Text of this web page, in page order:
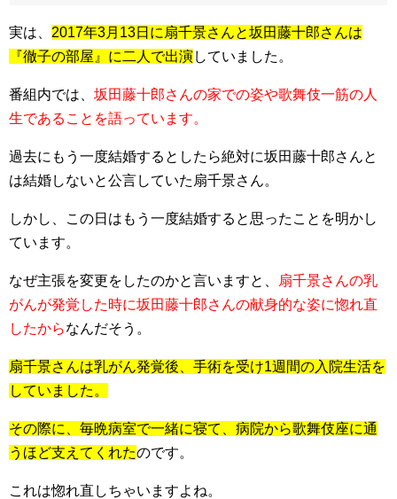
実は、 2017年3月13日に扇千景さんと坂田藤十郎さんは
『徹子の部屋』に二人で出演していました。
番組内では、 坂田藤十郎さんの家での姿や歌舞伎一筋の人
生であることを語っています。
過去にもう一度結婚するとしたら絶対に坂田藤十郎さんと
は結婚しないと公言していた 扇千景さん。
しかし、 この日はもう一度結婚すると思った ことを明かし
ています。
なぜ主張を変更をしたのかと言いますと、
扇千景さんの乳
がんが発覚した時に坂田藤十郎さんの献身的な姿に惚れ直
したからなんだそう。
扇千景さんは乳がん発覚後、手術を受け1週間の入院生活を
していました。
その際に、毎晩病室で一緒に寝て、病院から歌舞伎座に通
うほど支えてくれたのです。
これは惚れ直しちゃいますよね。